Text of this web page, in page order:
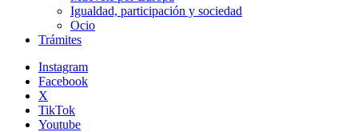
Igualdad, participación y sociedad
Ocio
Trámites
Instagram
Facebook
X
TikTok
Youtube